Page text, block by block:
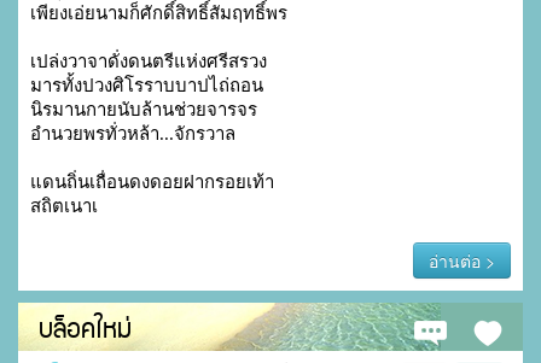
เพียงเอ่ยนามก็ศักดิ์สิทธิ์สัมฤทธิ์พร
เปล่งวาจาดั่งดนตรีแห่งศรีสรวง
มารทั้งปวงศิโรราบบาปไถ่ถอน
นิรมานกายนับล้านช่วยจารจร
อำนวยพรทั่วหล้า...จักรวาล
แดนถิ่นเถื่อนดงดอยฝากรอยเท้า
สถิตเนาเ
อ่านต่อ >
บล็อคใหม่